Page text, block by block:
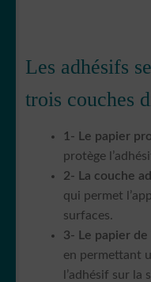
Les adhésifs
trois couches
1- Le papier
protège
2- La couche
qui permet
surfaces.
3- Le papier
en permettant
l’adhésif sur la